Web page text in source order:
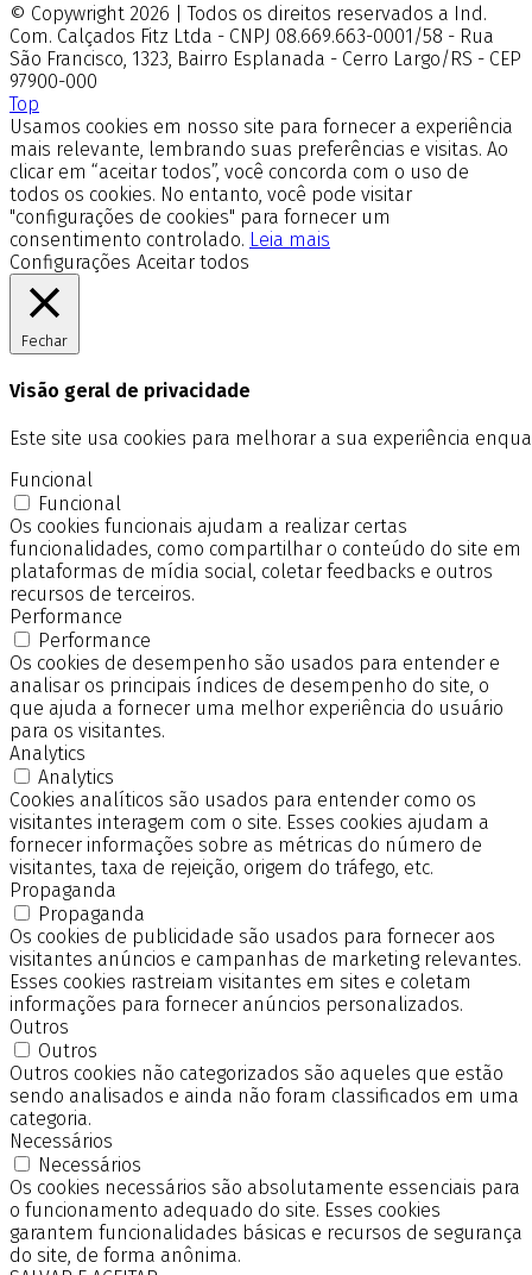
© Copywright 2026 | Todos os direitos reservados a Ind.
Com. Calçados Fitz Ltda - CNPJ 08.669.663-0001/58 - Rua
São Francisco, 1323, Bairro Esplanada - Cerro Largo/RS - CEP
97900-000
Top
Usamos cookies em nosso site para fornecer a experiência
mais relevante, lembrando suas preferências e visitas. Ao
clicar em “aceitar todos”, você concorda com o uso de
todos os cookies. No entanto, você pode visitar
"configurações de cookies" para fornecer um
consentimento controlado. Leia mais
Configurações Aceitar todos
Fechar
Visão geral de privacidade
Este site usa cookies para melhorar a sua experiência
Funcional
Funcional
Os cookies funcionais ajudam a realizar certas
funcionalidades, como compartilhar o conteúdo do site em
plataformas de mídia social, coletar feedbacks e outros
recursos de terceiros.
Performance
Performance
Os cookies de desempenho são usados para entender e
analisar os principais índices de desempenho do site, o
que ajuda a fornecer uma melhor experiência do usuário
para os visitantes.
Analytics
Analytics
Cookies analíticos são usados para entender como os
visitantes interagem com o site. Esses cookies ajudam a
fornecer informações sobre as métricas do número de
visitantes, taxa de rejeição, origem do tráfego, etc.
Propaganda
Propaganda
Os cookies de publicidade são usados para fornecer aos
visitantes anúncios e campanhas de marketing relevantes.
Esses cookies rastreiam visitantes em sites e coletam
informações para fornecer anúncios personalizados.
Outros
Outros
Outros cookies não categorizados são aqueles que estão
sendo analisados e ainda não foram classificados em uma
categoria.
Necessários
Necessários
Os cookies necessários são absolutamente essenciais para
o funcionamento adequado do site. Esses cookies
garantem funcionalidades básicas e recursos de segurança
do site, de forma anônima.